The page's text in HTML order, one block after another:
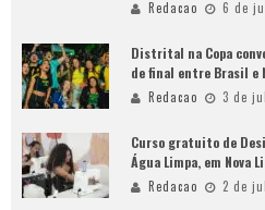
Redacao 6 de
Distrital na Copa
de final entre Brasil e
Redacao 3 de
Curso gratuito de
Água Limpa, em Nova
Redacao 2 de